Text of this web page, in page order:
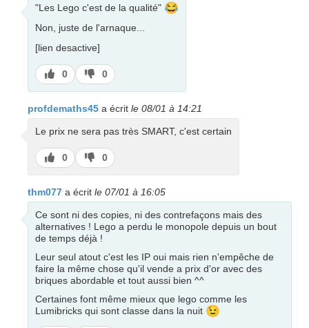
"Les Lego c'est de la qualité" 😂
Non, juste de l'arnaque...
[lien desactive]
J’aime
0
J’aime
pas
0
profdemaths45 a écrit le 08/01 à 14:21
Le prix ne sera pas très SMART, c'est certain
J’aime
0
J’aime
pas
0
thm077 a écrit le 07/01 à 16:05
Ce sont ni des copies, ni des contrefaçons mais des
alternatives ! Lego a perdu le monopole depuis un bout
de temps déjà !
Leur seul atout c'est les IP oui mais rien n'empêche de
faire la même chose qu'il vende a prix d'or avec des
briques abordable et tout aussi bien ^^
Certaines font même mieux que lego comme les
Lumibricks qui sont classe dans la nuit 😉